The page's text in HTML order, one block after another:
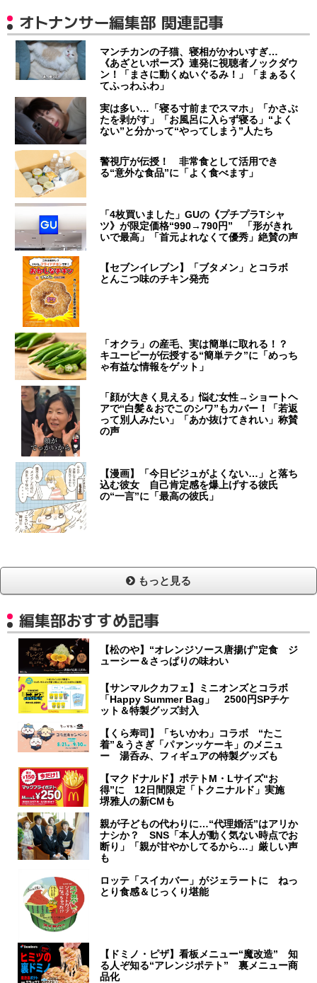
オトナンサー編集部 関連記事
マンチカンの子猫、寝相がかわいすぎ…
《あざといポーズ》連発に視聴者ノックダウ
ン！「まさに動くぬいぐるみ！」「まぁるく
てふっわふわ」
実は多い…「寝る寸前までスマホ」「かさぶ
たを剥がす」「お風呂に入らず寝る」“よく
ない”と分かって“やってしまう”人たち
警視庁が伝授！ 非常食として活用でき
る“意外な食品”に「よく食べます」
「4枚買いました」GUの《プチプラTシャ
ツ》が限定価格“990→790円” 「形がきれ
いで最高」「首元よれなくて優秀」絶賛の声
【セブンイレブン】「ブタメン」とコラボ
とんこつ味のチキン発売
「オクラ」の産毛、実は簡単に取れる！？
キユーピーが伝授する“簡単テク”に「めっち
ゃ有益な情報をゲット」
「顔が大きく見える」悩む女性→ショートヘ
アで“白髪＆おでこのシワ”もカバー！「若返
って別人みたい」「あか抜けてきれい」称賛
の声
【漫画】「今日ビジュがよくない…」と落ち
込む彼女 自己肯定感を爆上げする彼氏
の“一言”に「最高の彼氏」
もっと見る
編集部おすすめ記事
【松のや】“オレンジソース唐揚げ”定食 ジ
ューシー＆さっぱりの味わい
【サンマルクカフェ】ミニオンズとコラボ
「Happy Summer Bag」 2500円SPチケ
ット＆特製グッズ封入
【くら寿司】「ちいかわ」コラボ “たこ
着”＆うさぎ「パァンッケーキ」のメニュ
ー 湯呑み、フィギュアの特製グッズも
【マクドナルド】ポテトM・Lサイズ“お
得”に 12日間限定「トクニナルド」実施
堺雅人の新CMも
親が子どもの代わりに…“代理婚活”はアリか
ナシか？ SNS「本人が動く気ない時点でお
断り」「親が甘やかしてるから…」厳しい声
も
ロッテ「スイカバー」がジェラートに ねっ
とり食感＆じっくり堪能
【ドミノ・ピザ】看板メニュー“魔改造” 知
る人ぞ知る“アレンジポテト” 裏メニュー商
品化